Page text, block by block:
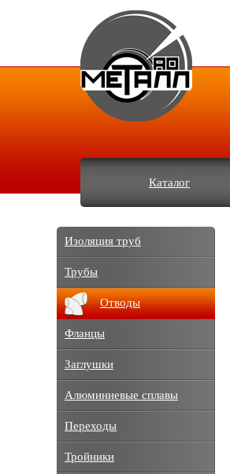
Каталог
Изоляция труб
Трубы
Отводы
Фланцы
Заглушки
Алюминиевые сплавы
Переходы
Тройники